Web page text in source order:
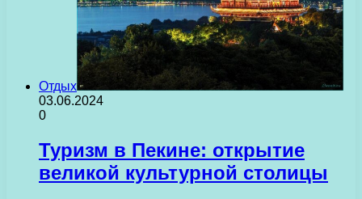
Отдых
03.06.2024
0
Туризм в Пекине: открытие
великой культурной столицы